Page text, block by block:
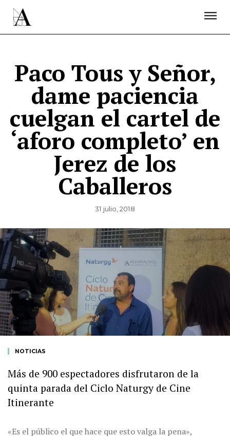
Paco Tous y Señor,
dame paciencia
cuelgan el cartel de
‘aforo completo’ en
Jerez de los
Caballeros
31 julio, 2018
NOTICIAS
Más de 900 espectadores disfrutaron de la
quinta parada del Ciclo Naturgy de Cine
Itinerante
«Es el público el que hace que esto valga la pena»,
ÚNETE A LA ACADEMIA DE CINE
PRENSA
NEWSLETTER